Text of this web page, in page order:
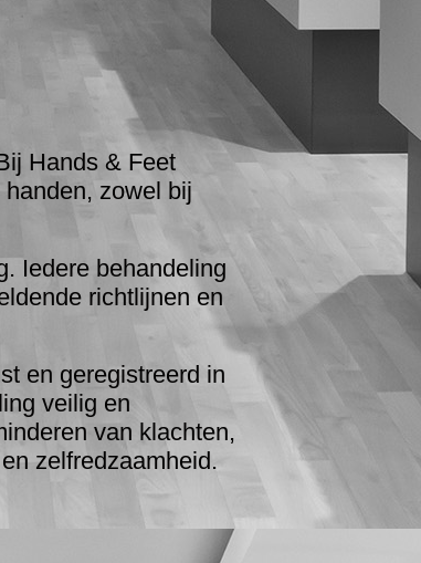
Hands & Feet
zowel bij
Iedere behandeling
richtlijnen en
en geregistreerd in
veilig en
van klachten,
zelfredzaamheid.